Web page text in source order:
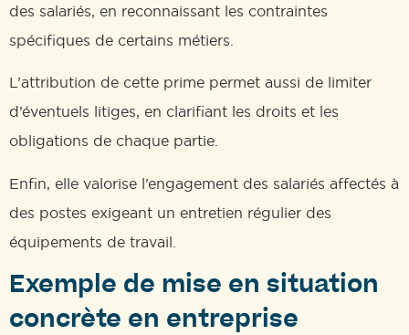
des salariés, en reconnaissant les contraintes
spécifiques de certains métiers.
L’attribution de cette prime permet aussi de limiter
d’éventuels litiges, en clarifiant les droits et les
obligations de chaque partie.
Enfin, elle valorise l’engagement des salariés affectés à
des postes exigeant un entretien régulier des
équipements de travail.
Exemple de mise en situation
concrète en entreprise